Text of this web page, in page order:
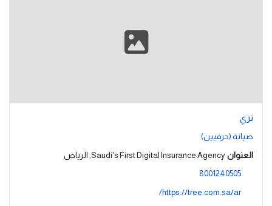
تري
صيانة (حرفيين)
العنوان Saudi's First Digital Insurance Agency, الرياض
8001240505
https://tree.com.sa/ar/